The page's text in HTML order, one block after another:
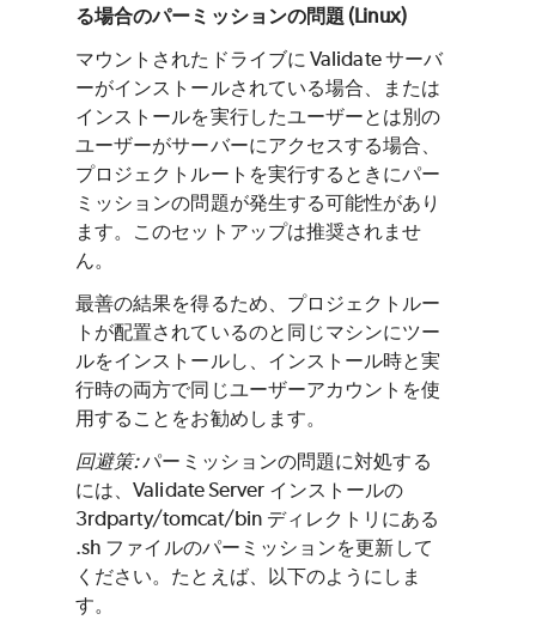
る場合のパーミッションの問題 (Linux)
マウントされたドライブに Validate サーバ
ーがインストールされている場合、または
インストールを実行したユーザーとは別の
ユーザーがサーバーにアクセスする場合、
プロジェクトルートを実行するときにパー
ミッションの問題が発生する可能性があり
ます。このセットアップは推奨されませ
ん。
最善の結果を得るため、プロジェクトルー
トが配置されているのと同じマシンにツー
ルをインストールし、インストール時と実
行時の両方で同じユーザーアカウントを使
用することをお勧めします。
回避策:パーミッションの問題に対処する
には、Validate Server インストールの
3rdparty/tomcat/bin ディレクトリにある
.sh ファイルのパーミッションを更新して
ください。たとえば、以下のようにしま
す。